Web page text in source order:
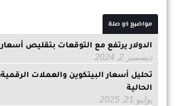
مواضيع ذو صلة
الدولار يرتفع مع التوقعات بتقليص أسعار
ديسمبر 2, 2024
تحليل أسعار البيتكوين والعملات
الحالية
يوليو 21, 2025